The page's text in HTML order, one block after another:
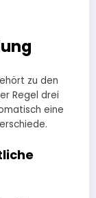
zu den
Regel drei
eine